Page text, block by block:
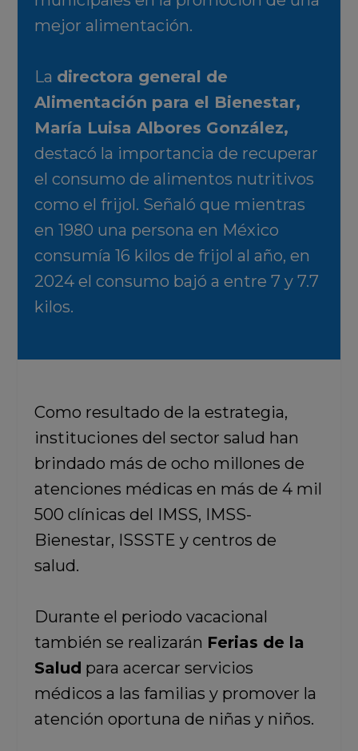
mejor alimentación.
La directora general de
Alimentación para el Bienestar,
María Luisa Albores González,
destacó la importancia de recuperar
el consumo de alimentos nutritivos
como el frijol. Señaló que mientras
en 1980 una persona en México
consumía 16 kilos de frijol al año, en
2024 el consumo bajó a entre 7 y 7.7
kilos.
Como resultado de la estrategia,
instituciones del sector salud han
brindado más de ocho millones de
atenciones médicas en más de 4 mil
500 clínicas del IMSS, IMSS-
Bienestar, ISSSTE y centros de
salud.
Durante el periodo vacacional
también se realizarán Ferias de la
Salud para acercar servicios
médicos a las familias y promover la
atención oportuna de niñas y niños.